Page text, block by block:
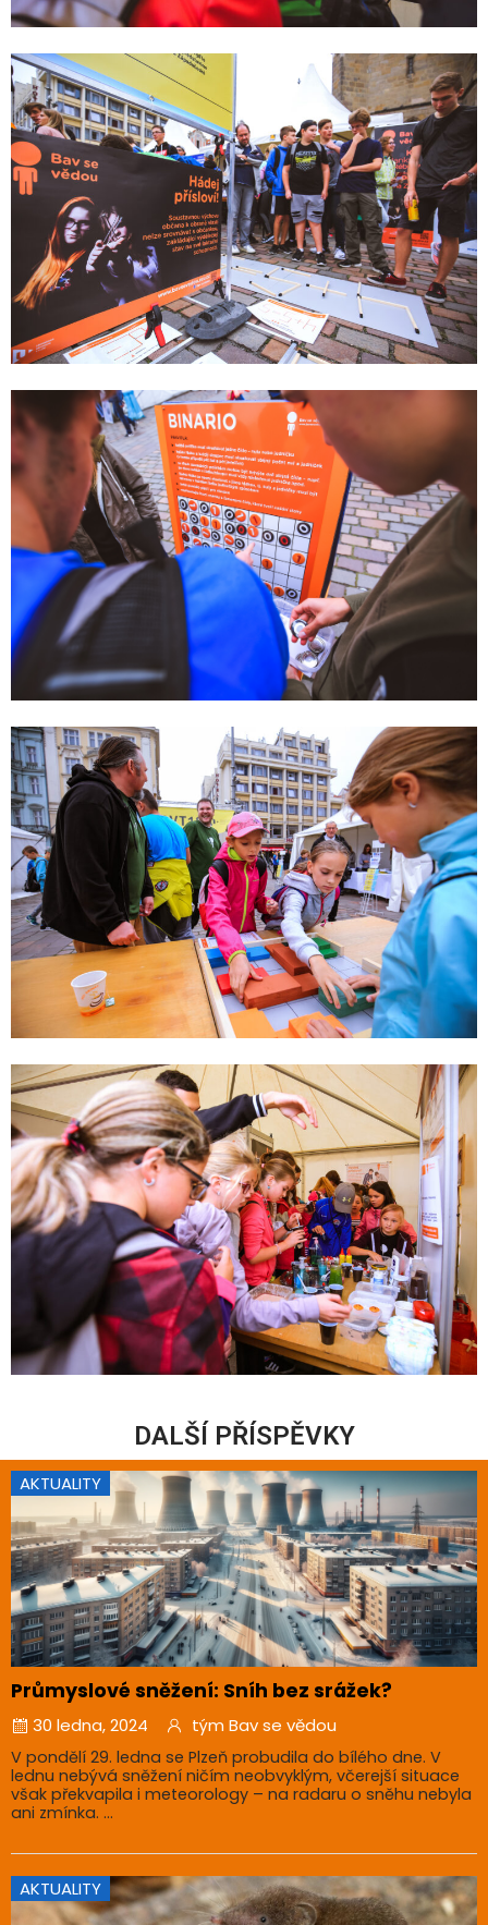
DALŠÍ PŘÍSPĚVKY
AKTUALITY
Průmyslové sněžení: Sníh bez srážek?
30 ledna, 2024 tým Bav se vědou
V pondělí 29. ledna se Plzeň probudila do bílého dne. V
lednu nebývá sněžení ničím neobvyklým, včerejší situace
však překvapila i meteorology – na radaru o sněhu nebyla
ani zmínka. ...
AKTUALITY